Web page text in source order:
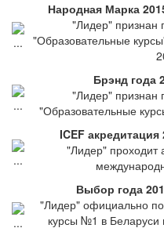
Народная Марка
"Лидер" признан
"Образовательные
Брэнд года
"Лидер" признан
"Образовательные
ICEF акредитация
"Лидер" проходит
Выбор года
"Лидер" официально
курсы №1 в Беларуси